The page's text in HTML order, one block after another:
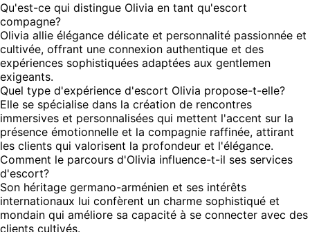
Qu'est-ce qui distingue Olivia en tant qu'escort
compagne?
Olivia allie élégance délicate et personnalité passionnée et
cultivée, offrant une connexion authentique et des
expériences sophistiquées adaptées aux gentlemen
exigeants.
Quel type d'expérience d'escort Olivia propose-t-elle?
Elle se spécialise dans la création de rencontres
immersives et personnalisées qui mettent l'accent sur la
présence émotionnelle et la compagnie raffinée, attirant
les clients qui valorisent la profondeur et l'élégance.
Comment le parcours d'Olivia influence-t-il ses services
d'escort?
Son héritage germano-arménien et ses intérêts
internationaux lui confèrent un charme sophistiqué et
mondain qui améliore sa capacité à se connecter avec des
clients cultivés.